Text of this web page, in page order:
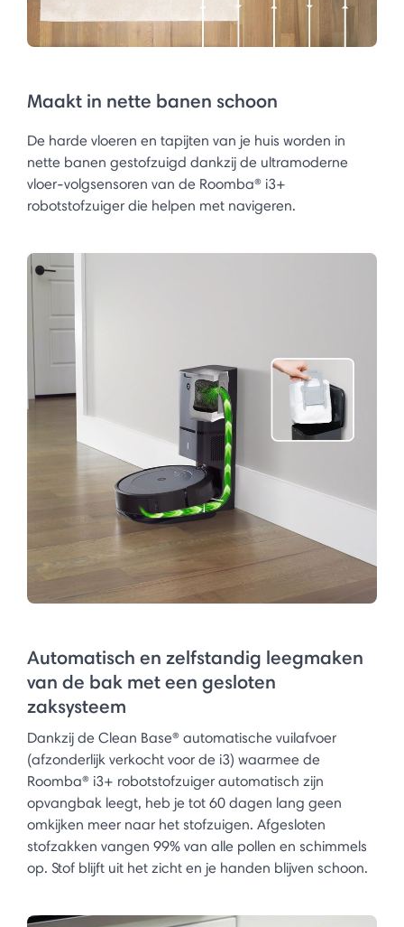
Maakt in nette banen schoon
De harde vloeren en tapijten van je huis worden in
nette banen gestofzuigd dankzij de ultramoderne
vloer-volgsensoren van de Roomba® i3+
robotstofzuiger die helpen met navigeren.
Automatisch en zelfstandig leegmaken
van de bak met een gesloten
zaksysteem
Dankzij de Clean Base® automatische vuilafvoer
(afzonderlijk verkocht voor de i3) waarmee de
Roomba® i3+ robotstofzuiger automatisch zijn
opvangbak leegt, heb je tot 60 dagen lang geen
omkijken meer naar het stofzuigen. Afgesloten
stofzakken vangen 99% van alle pollen en schimmels
op. Stof blijft uit het zicht en je handen blijven schoon.